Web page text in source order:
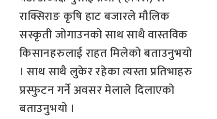
राक्सिराङ कृषि हाट बजारले मौलिक
सस्कृती जोगाउनको साथ साथै वास्तविक
किसानहरुलाई राहत मिलेको बताउनुभयो
। साथ साथै लुकेर रहेका त्यस्ता प्रतिभाहरु
प्रस्फुटन गर्ने अवसर मेलाले दिलाएको
बताउनुभयो ।